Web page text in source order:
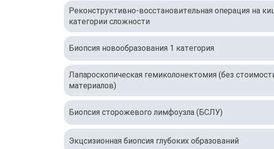
Реконструктивно-восстановительная операция на
категории сложности
Биопсия новообразования 1 категория
Лапароскопическая гемиколонектомия (без
материалов)
Биопсия сторожевого лимфоузла (БСЛУ)
Экцсизионная биопсия глубоких образований